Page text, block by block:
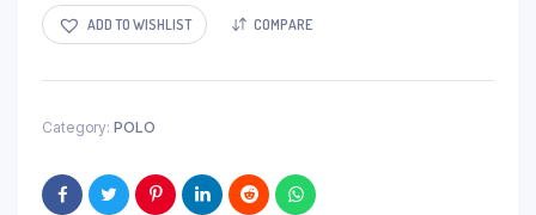
ADD TO WISHLIST COMPARE
Category: POLO